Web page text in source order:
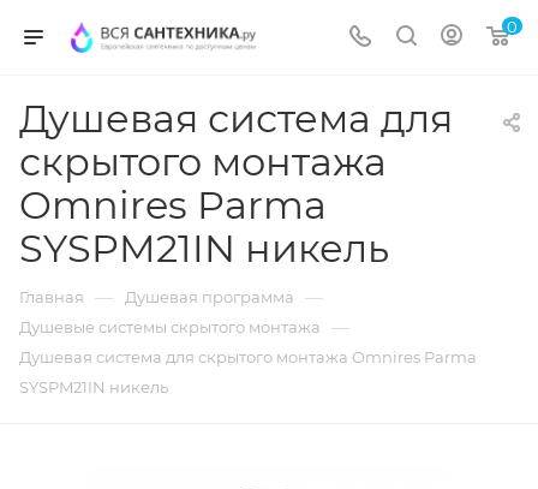
0
Душевая система для
скрытого монтажа
Omnires Parma
SYSPM21IN никель
Главная — Душевая программа —
Душевые системы скрытого монтажа —
Душевая система для скрытого монтажа Omnires Parma
SYSPM21IN никель